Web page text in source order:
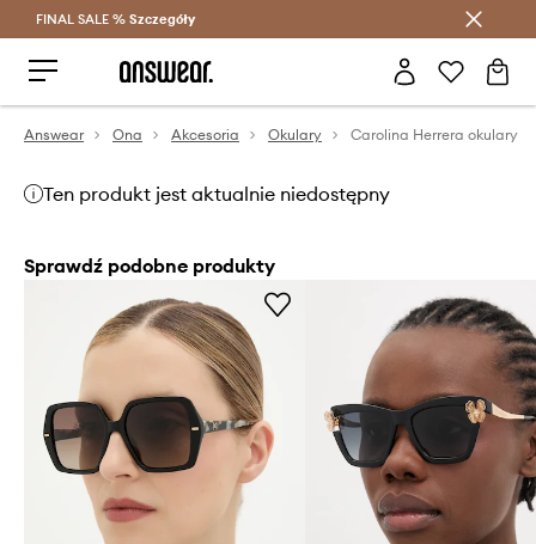
Oszczędzaj z Answear Club >
FINAL SALE % Szczegóły
Answear Ona Akcesoria Okulary Carolina Herrera okulary
Ten produkt jest aktualnie niedostępny
Sprawdź podobne produkty